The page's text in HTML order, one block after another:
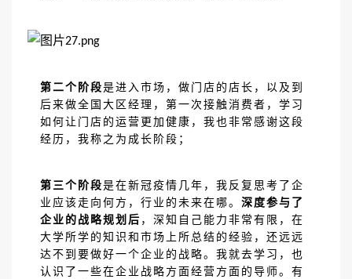
第二个阶段是进入市场，做门店的店长，以及到
后来做全国大区经理，第一次接触消费者，学习
如何让门店的运营更加健康，我也非常感谢这段
经历，我称之为成长阶段；
第三个阶段是在新冠疫情几年，我反复思考了企
业应该走向何方，行业的未来在哪。 深度参与了
企业的战略规划后 ，深知自己能力非常有限，在
大学所学的知识和市场上所总结的经验，还远远
达不到要做好一个企业的战略。我就去学习，也
认识了一些在企业战略方面经营方面的导师。有